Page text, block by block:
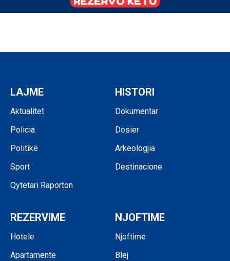
LAJME
Aktualitet
Policia
Politikë
Sport
Qytetari Raporton
HISTORI
Dokumentar
Dosier
Arkeologjia
Destinacione
REZERVIME
Hotele
Apartamente
NJOFTIME
Njoftime
Blej